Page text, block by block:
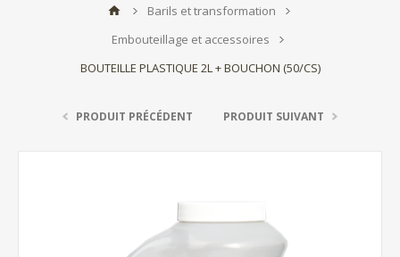
Barils et transformation
Embouteillage et accessoires
BOUTEILLE PLASTIQUE 2L + BOUCHON (50/CS)
PRODUIT PRÉCÉDENT PRODUIT SUIVANT